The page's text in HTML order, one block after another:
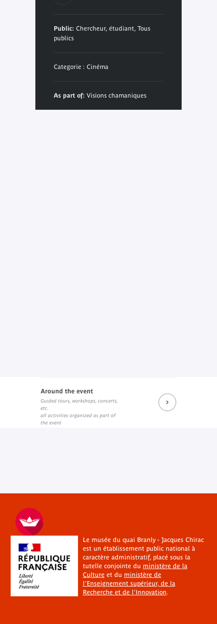
Public: Chercheur, étudiant, Tous
publics
Categorie : Cinéma
As part of: Visions chamaniques
Around the event
Guided tours, workshops, concerts,
etc.
all activities organized as part of
the event
Le musée du quai Branly - Jacques Chirac
est un établissement public national à
caractère administratif, placé sous la
tutelle conjointe du ministère de la
Cultureet du ministère de
l'Enseignement supérieur, de la
Recherche et de l'Innovation.